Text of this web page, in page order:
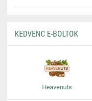
KEDVENC E-BOLTOK
Heavenuts